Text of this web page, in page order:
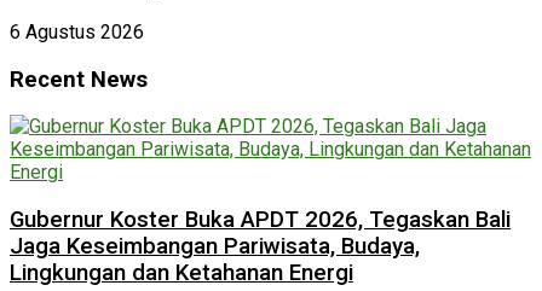
6 Agustus 2026
Recent News
Gubernur Koster Buka APDT 2026, Tegaskan Bali
Jaga Keseimbangan Pariwisata, Budaya,
Lingkungan dan Ketahanan Energi